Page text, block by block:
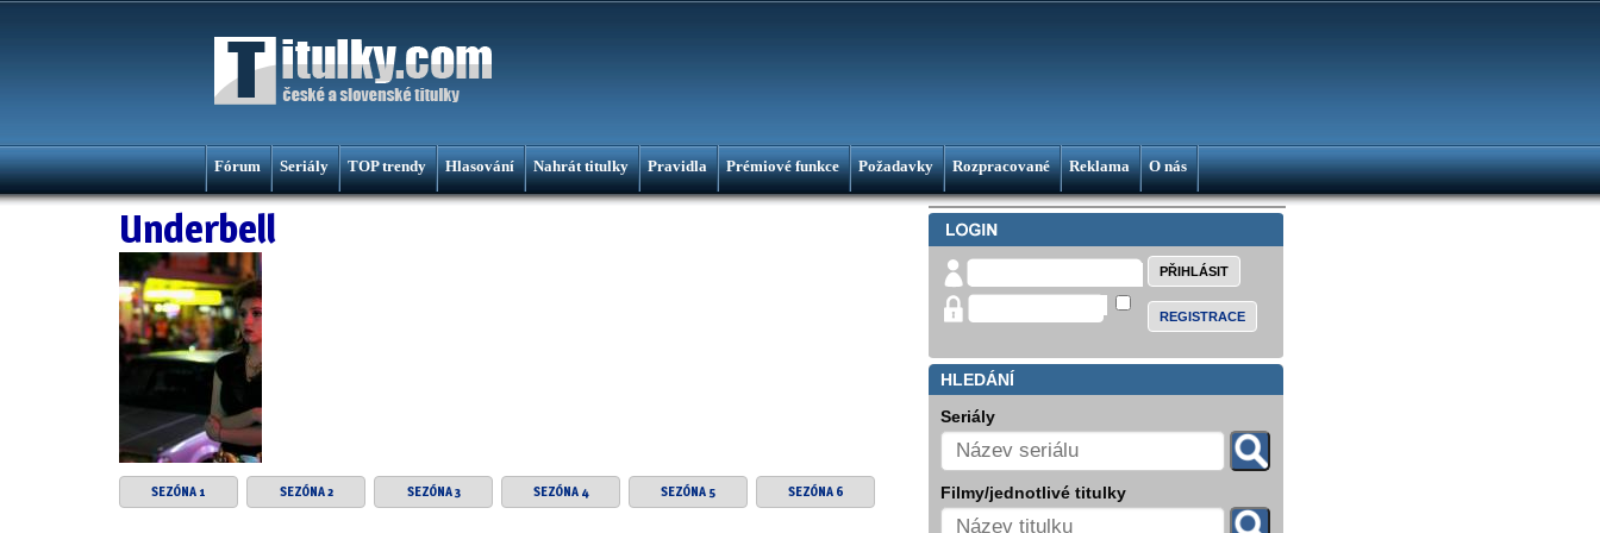
Fórum Seriály TOP trendy Hlasování Nahrát titulky Pravidla Prémiové funkce Požadavky Rozpracované Reklama O nás
Underbell
SEZÓNA 1 SEZÓNA 2 SEZÓNA 3 SEZÓNA 4 SEZÓNA 5 SEZÓNA 6
REGISTRACE
HLEDÁNÍ
Seriály
Filmy/jednotlivé titulky